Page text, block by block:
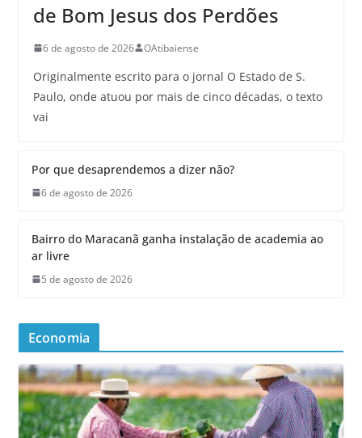
de Bom Jesus dos Perdões
6 de agosto de 2026 OAtibaiense
Originalmente escrito para o jornal O Estado de S.
Paulo, onde atuou por mais de cinco décadas, o texto
vai
Por que desaprendemos a dizer não?
6 de agosto de 2026
Bairro do Maracanã ganha instalação de academia ao
ar livre
5 de agosto de 2026
Economia